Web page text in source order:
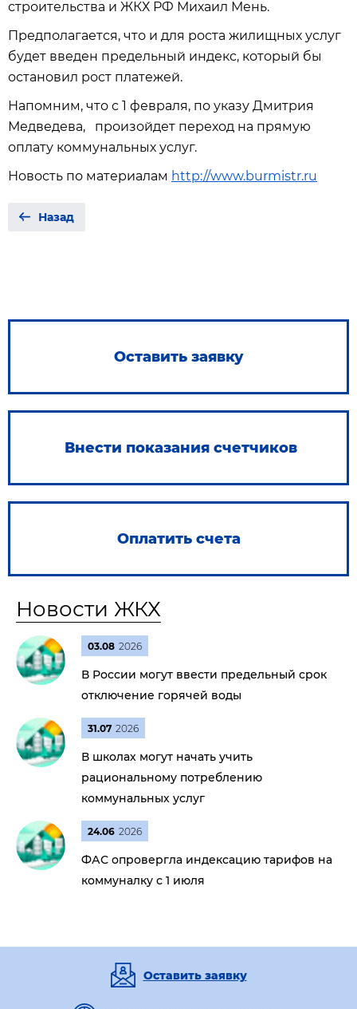
строительства и ЖКХ РФ Михаил Мень.
Предполагается, что и для роста жилищных услуг
будет введен предельный индекс, который бы
остановил рост платежей.
Напомним, что с 1 февраля, по указу Дмитрия
Медведева, произойдет переход на прямую
оплату коммунальных услуг.
Новость по материалам http://www.burmistr.ru
Назад
Оставить заявку
Внести показания счетчиков
Оплатить счета
Новости ЖКХ
03.08 2026
В России могут ввести предельный срок
отключение горячей воды
31.07 2026
В школах могут начать учить
рациональному потреблению
коммунальных услуг
24.06 2026
ФАС опровергла индексацию тарифов на
коммуналку с 1 июля
Оставить заявку